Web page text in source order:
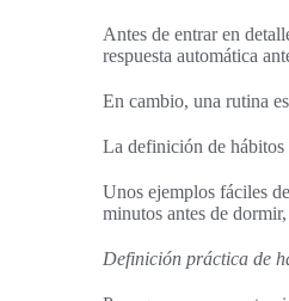
Antes de entrar en
respuesta automática
En cambio, una rutina
La definición de hábitos
Unos ejemplos fáciles
minutos antes de
Definición práctica de